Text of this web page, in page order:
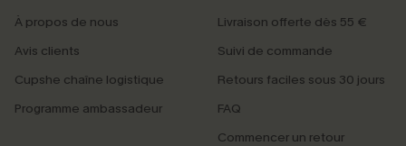
À propos de nous
Avis clients
Cupshe chaîne logistique
Programme ambassadeur
Livraison offerte dès 55 €
Suivi de commande
Retours faciles sous 30 jours
FAQ
Commencer un retour